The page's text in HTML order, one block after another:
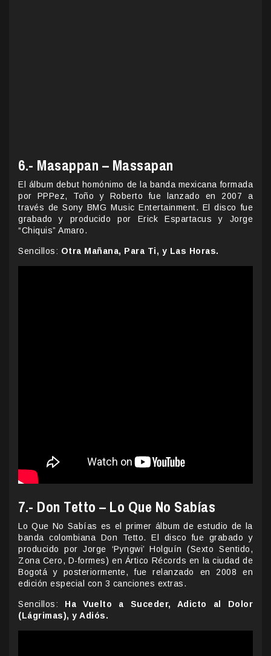
6.- Masappan – Massapan
El álbum debut homónimo de la banda mexicana formada
por PPPez, Toño y Roberto fue lanzado en 2007 a
través de Sony BMG Music Entertainment. El disco fue
grabado y producido por Erick Espartacus y Jorge
“Chiquis” Amaro.
Sencillos: Otra Mañana, Para Ti, y Las Horas.
7.- Don Tetto – Lo Que No Sabías
Lo Que No Sabías es el primer álbum de estudio de la
banda colombiana Don Tetto. El disco fue grabado y
producido por Jorge ‘Pyngwi’ Holguín (Sexto Sentido,
Zona Cero, D-formes) en Ártico Récords en la ciudad de
Bogotá y posteriormente, fue relanzado en 2008 en
edición especial con 3 canciones extras.
Sencillos: Ha Vuelto a Suceder, Adicto al Dolor
(Lágrimas), y Adiós.